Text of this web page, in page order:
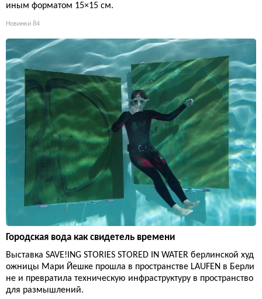
иным форматом 15×15 см.
Новинки 84
Городская вода как свидетель времени
Выставка SAVE!ING STORIES STORED IN WATER берлинской худ
ожницы Мари Йешке прошла в пространстве LAUFEN в Берли
не и превратила техническую инфраструктуру в пространство
для размышлений.